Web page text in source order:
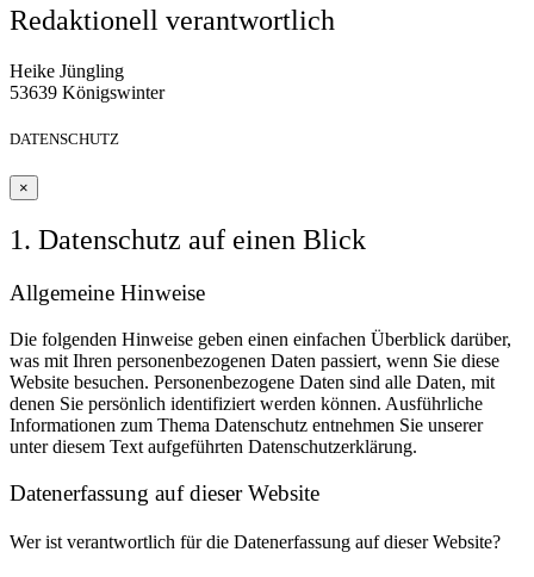
Redaktionell verantwortlich
Heike Jüngling
53639 Königswinter
DATENSCHUTZ
×
1. Datenschutz auf einen Blick
Allgemeine Hinweise
Die folgenden Hinweise geben einen einfachen Überblick darüber,
was mit Ihren personenbezogenen Daten passiert, wenn Sie diese
Website besuchen. Personenbezogene Daten sind alle Daten, mit
denen Sie persönlich identifiziert werden können. Ausführliche
Informationen zum Thema Datenschutz entnehmen Sie unserer
unter diesem Text aufgeführten Datenschutzerklärung.
Datenerfassung auf dieser Website
Wer ist verantwortlich für die Datenerfassung auf dieser Website?